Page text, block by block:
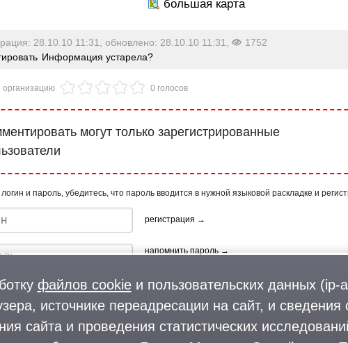
28.10.10 11:31, обновлено: 28.10.10 11:31,
1752
Информация устарела?
0 голосов
могут только зарегистрированные
и пароль, убедитесь, что пароль вводится в нужной языковой раскладке и
регистрация →
напомнить пароль →
файлов cookieи пользовательских данных (ip-
источнике переадресации на сайт, и
сайта и проведения статистических